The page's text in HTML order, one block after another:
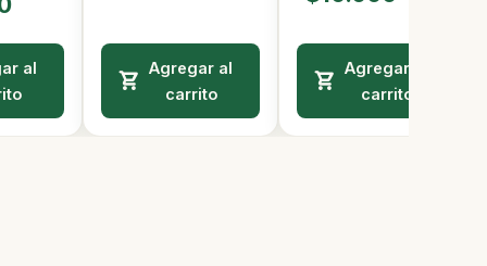
al
Agregar al
carrito
Agregar al
carrito